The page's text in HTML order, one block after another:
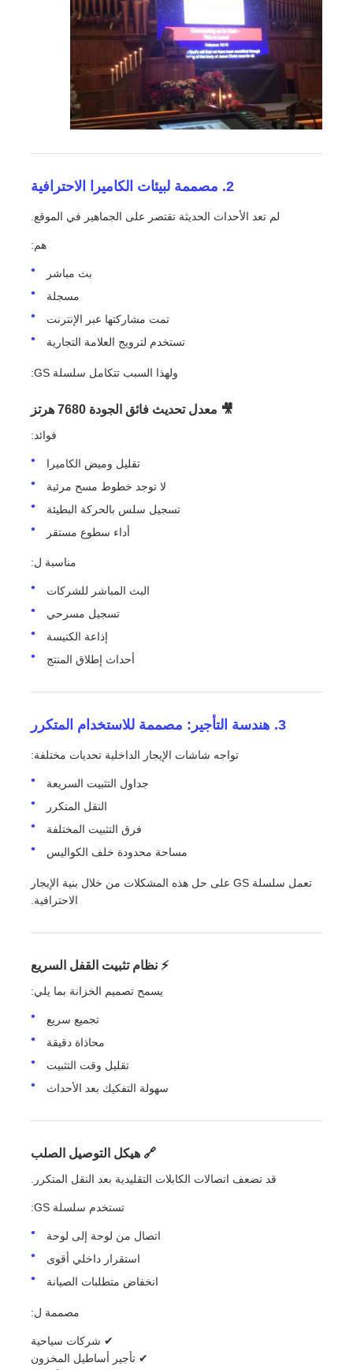
2. مصممة لبيئات الكاميرا الاحترافية
لم تعد الأحداث الحديثة تقتصر على الجماهير في الموقع.
هم:
بث مباشر
مسجلة
تمت مشاركتها عبر الإنترنت
تستخدم لترويج العلامة التجارية
ولهذا السبب تتكامل سلسلة GS:
🎥 معدل تحديث فائق الجودة 7680 هرتز
فوائد:
تقليل وميض الكاميرا
لا توجد خطوط مسح مرئية
تسجيل سلس بالحركة البطيئة
أداء سطوع مستقر
مناسبة ل:
البث المباشر للشركات
تسجيل مسرحي
إذاعة الكنيسة
أحداث إطلاق المنتج
3. هندسة التأجير: مصممة للاستخدام المتكرر
تواجه شاشات الإيجار الداخلية تحديات مختلفة:
جداول التثبيت السريعة
النقل المتكرر
فرق التثبيت المختلفة
مساحة محدودة خلف الكواليس
تعمل سلسلة GS على حل هذه المشكلات من خلال بنية الإيجار
الاحترافية.
⚡ نظام تثبيت القفل السريع
يسمح تصميم الخزانة بما يلي:
تجميع سريع
محاذاة دقيقة
تقليل وقت التثبيت
سهولة التفكيك بعد الأحداث
🔗 هيكل التوصيل الصلب
قد تضعف اتصالات الكابلات التقليدية بعد النقل المتكرر.
تستخدم سلسلة GS:
اتصال من لوحة إلى لوحة
استقرار داخلي أقوى
انخفاض متطلبات الصيانة
مصممة ل:
✔ شركات سياحية
✔ تأجير أساطيل المخزون